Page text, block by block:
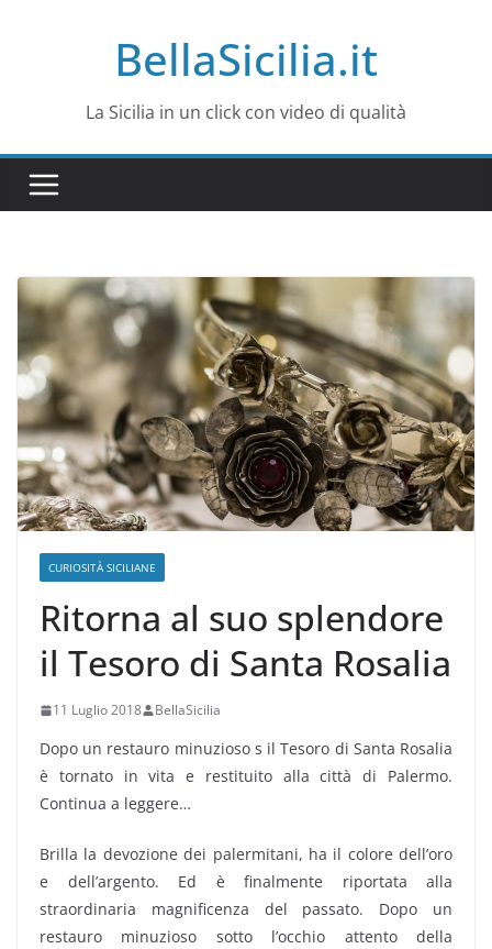
BellaSicilia.it
La Sicilia in un click con video di qualità
CURIOSITÀ SICILIANE
Ritorna al suo splendore
il Tesoro di Santa Rosalia
11 Luglio 2018 BellaSicilia
Dopo un restauro minuzioso s il Tesoro di Santa Rosalia
è tornato in vita e restituito alla città di Palermo.
Continua a leggere…
Brilla la devozione dei palermitani, ha il colore dell’oro
e dell’argento. Ed è finalmente riportata alla
straordinaria magnificenza del passato. Dopo un
restauro minuzioso sotto l’occhio attento della